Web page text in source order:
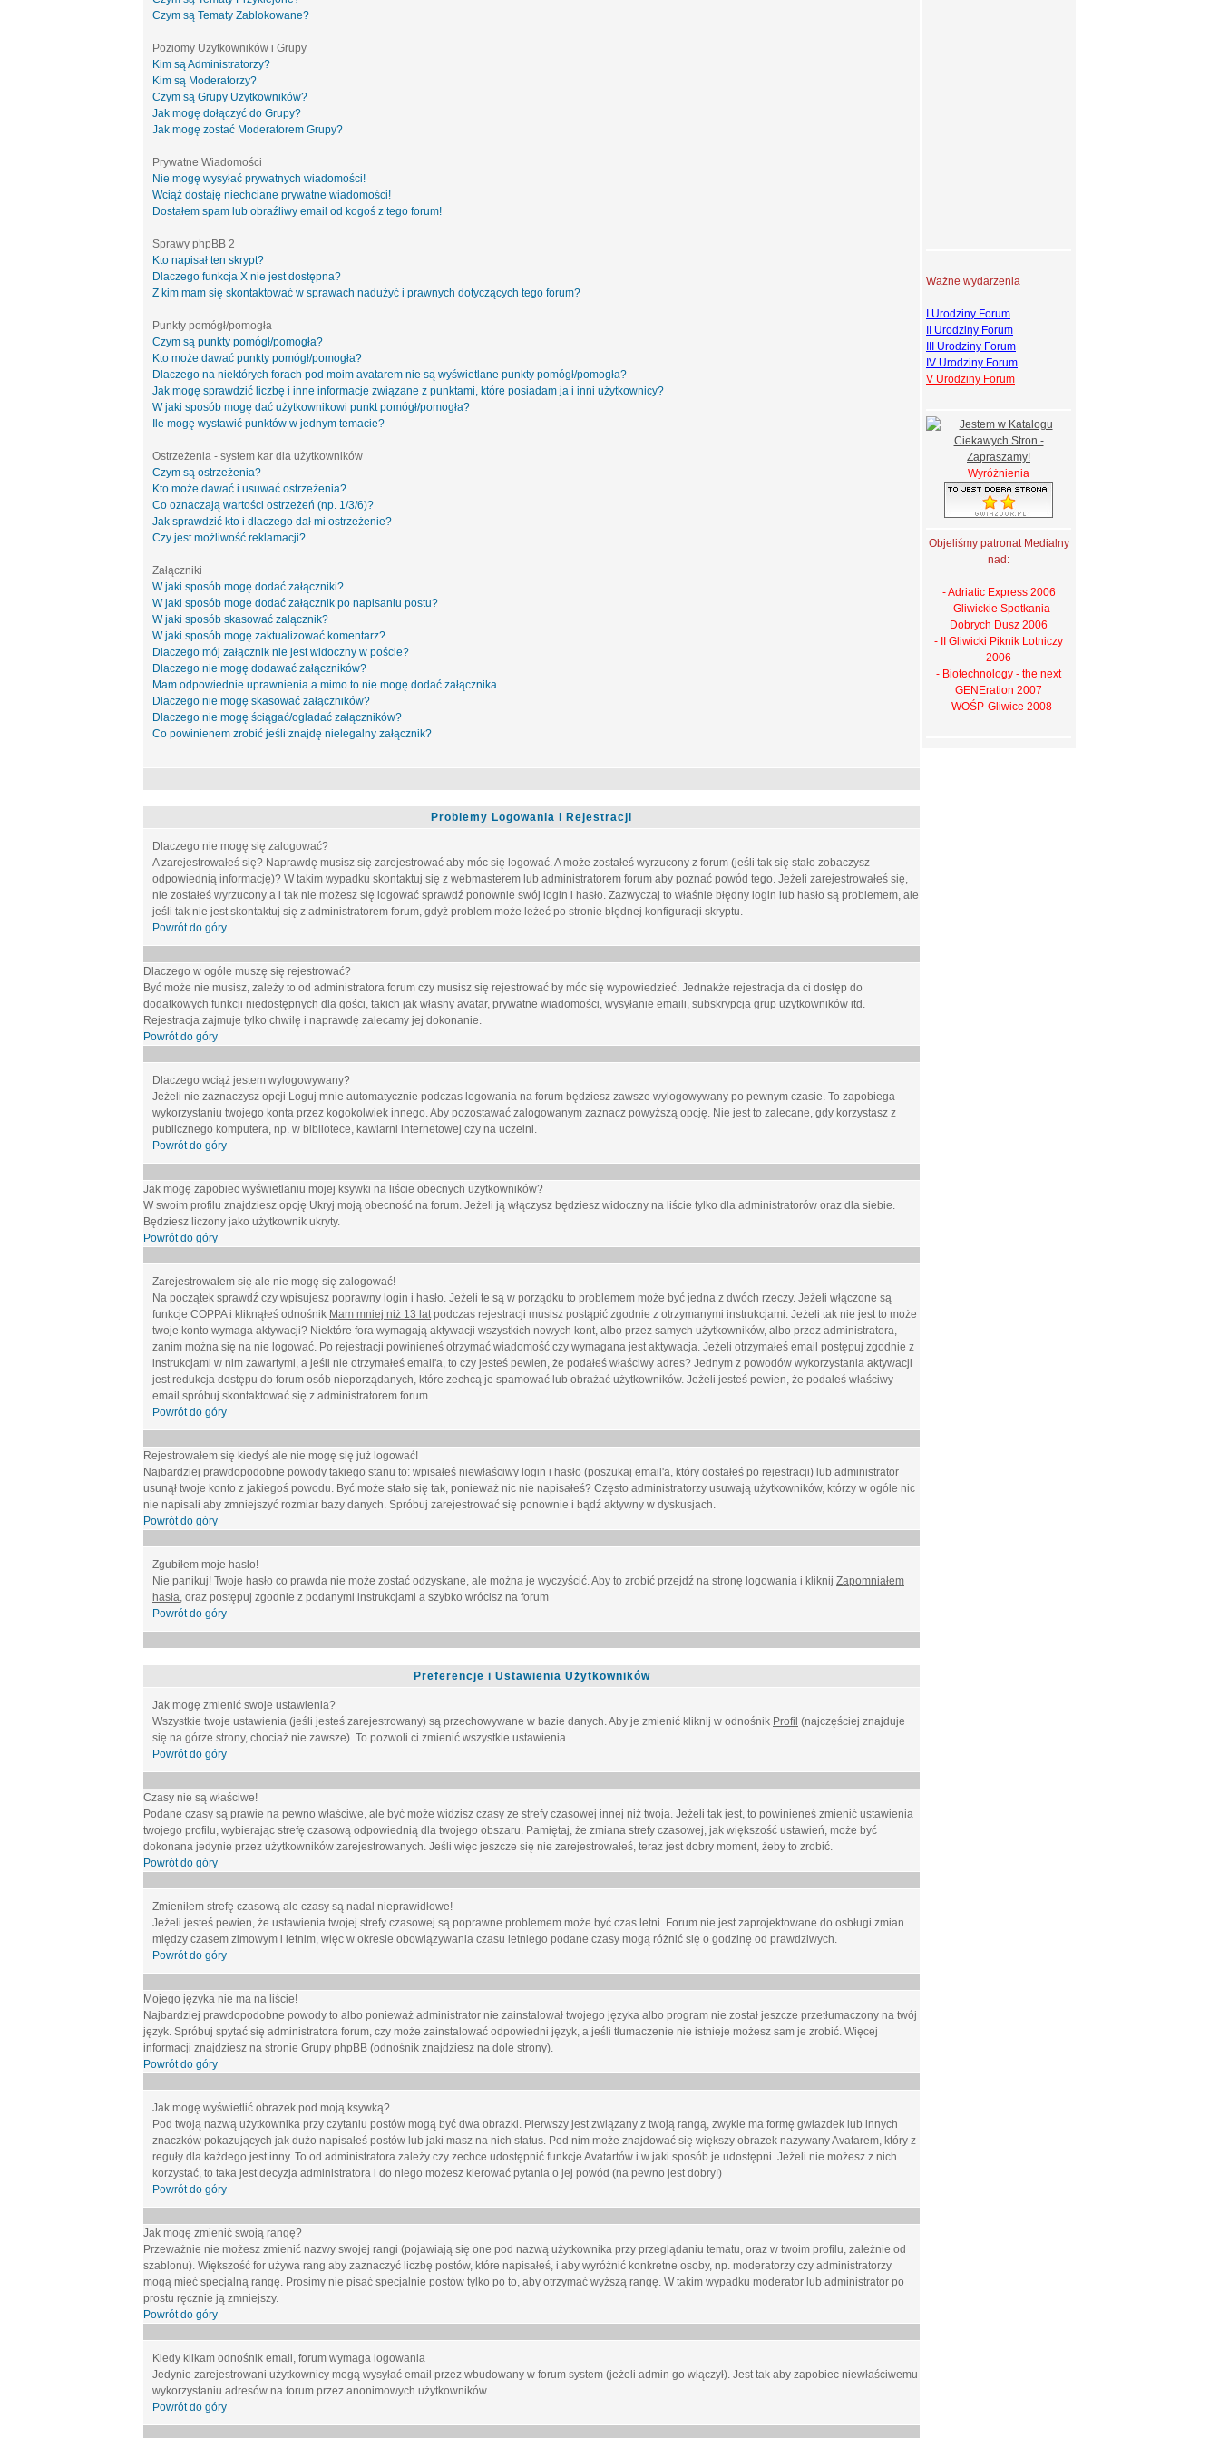
Czym są Tematy Zablokowane?
Poziomy Użytkowników i Grupy
Kim są Administratorzy?
Kim są Moderatorzy?
Czym są Grupy Użytkowników?
Jak mogę dołączyć do Grupy?
Jak mogę zostać Moderatorem Grupy?
Prywatne Wiadomości
Nie mogę wysyłać prywatnych wiadomości!
Wciąż dostaję niechciane prywatne wiadomości!
Dostałem spam lub obraźliwy email od kogoś z tego forum!
Sprawy phpBB 2
Kto napisał ten skrypt?
Dlaczego funkcja X nie jest dostępna?
Z kim mam się skontaktować w sprawach nadużyć i prawnych dotyczących tego forum?
Punkty pomógł/pomogła
Czym są punkty pomógł/pomogła?
Kto może dawać punkty pomógł/pomogła?
Dlaczego na niektórych forach pod moim avatarem nie są wyświetlane punkty pomógł/pomogła?
Jak mogę sprawdzić liczbę i inne informacje związane z punktami, które posiadam ja i inni użytkownicy?
W jaki sposób mogę dać użytkownikowi punkt pomógł/pomogła?
Ile mogę wystawić punktów w jednym temacie?
Ostrzeżenia - system kar dla użytkowników
Czym są ostrzeżenia?
Kto może dawać i usuwać ostrzeżenia?
Co oznaczają wartości ostrzeżeń (np. 1/3/6)?
Jak sprawdzić kto i dlaczego dał mi ostrzeżenie?
Czy jest możliwość reklamacji?
Załączniki
W jaki sposób mogę dodać załączniki?
W jaki sposób mogę dodać załącznik po napisaniu postu?
W jaki sposób skasować załącznik?
W jaki sposób mogę zaktualizować komentarz?
Dlaczego mój załącznik nie jest widoczny w poście?
Dlaczego nie mogę dodawać załączników?
Mam odpowiednie uprawnienia a mimo to nie mogę dodać załącznika.
Dlaczego nie mogę skasować załączników?
Dlaczego nie mogę ściągać/ogladać załączników?
Co powinienem zrobić jeśli znajdę nielegalny załącznik?
Problemy Logowania i Rejestracji
Dlaczego nie mogę się zalogować?
A zarejestrowałeś się? Naprawdę musisz się zarejestrować aby móc się logować. A może zostałeś wyrzucony z forum (jeśli tak się stało zobaczysz
odpowiednią informację)? W takim wypadku skontaktuj się z webmasterem lub administratorem forum aby poznać powód tego. Jeżeli zarejestrowałeś się,
nie zostałeś wyrzucony a i tak nie możesz się logować sprawdź ponownie swój login i hasło. Zazwyczaj to właśnie błędny login lub hasło są problemem, ale
jeśli tak nie jest skontaktuj się z administratorem forum, gdyż problem może leżeć po stronie błędnej konfiguracji skryptu.
Powrót do góry
Dlaczego w ogóle muszę się rejestrować?
Być może nie musisz, zależy to od administratora forum czy musisz się rejestrować by móc się wypowiedzieć. Jednakże rejestracja da ci dostęp do
dodatkowych funkcji niedostępnych dla gości, takich jak własny avatar, prywatne wiadomości, wysyłanie emaili, subskrypcja grup użytkowników itd.
Rejestracja zajmuje tylko chwilę i naprawdę zalecamy jej dokonanie.
Powrót do góry
Dlaczego wciąż jestem wylogowywany?
Jeżeli nie zaznaczysz opcji Loguj mnie automatycznie podczas logowania na forum będziesz zawsze wylogowywany po pewnym czasie. To zapobiega
wykorzystaniu twojego konta przez kogokolwiek innego. Aby pozostawać zalogowanym zaznacz powyższą opcję. Nie jest to zalecane, gdy korzystasz z
publicznego komputera, np. w bibliotece, kawiarni internetowej czy na uczelni.
Powrót do góry
Jak mogę zapobiec wyświetlaniu mojej ksywki na liście obecnych użytkowników?
W swoim profilu znajdziesz opcję Ukryj moją obecność na forum. Jeżeli ją włączysz będziesz widoczny na liście tylko dla administratorów oraz dla siebie.
Będziesz liczony jako użytkownik ukryty.
Powrót do góry
Zarejestrowałem się ale nie mogę się zalogować!
Na początek sprawdź czy wpisujesz poprawny login i hasło. Jeżeli te są w porządku to problemem może być jedna z dwóch rzeczy. Jeżeli włączone są
funkcje COPPA i kliknąłeś odnośnik Mam mniej niż 13 latpodczas rejestracji musisz postąpić zgodnie z otrzymanymi instrukcjami. Jeżeli tak nie jest to może
twoje konto wymaga aktywacji? Niektóre fora wymagają aktywacji wszystkich nowych kont, albo przez samych użytkowników, albo przez administratora,
zanim można się na nie logować. Po rejestracji powinieneś otrzymać wiadomość czy wymagana jest aktywacja. Jeżeli otrzymałeś email postępuj zgodnie z
instrukcjami w nim zawartymi, a jeśli nie otrzymałeś email'a, to czy jesteś pewien, że podałeś właściwy adres? Jednym z powodów wykorzystania aktywacji
jest redukcja dostępu do forum osób nieporządanych, które zechcą je spamować lub obrażać użytkowników. Jeżeli jesteś pewien, że podałeś właściwy
email spróbuj skontaktować się z administratorem forum.
Powrót do góry
Rejestrowałem się kiedyś ale nie mogę się już logować!
Najbardziej prawdopodobne powody takiego stanu to: wpisałeś niewłaściwy login i hasło (poszukaj email'a, który dostałeś po rejestracji) lub administrator
usunął twoje konto z jakiegoś powodu. Być może stało się tak, ponieważ nic nie napisałeś? Często administratorzy usuwają użytkowników, którzy w ogóle nic
nie napisali aby zmniejszyć rozmiar bazy danych. Spróbuj zarejestrować się ponownie i bądź aktywny w dyskusjach.
Powrót do góry
Zgubiłem moje hasło!
Nie panikuj! Twoje hasło co prawda nie może zostać odzyskane, ale można je wyczyścić. Aby to zrobić przejdź na stronę logowania i kliknij Zapomniałem
hasła, oraz postępuj zgodnie z podanymi instrukcjami a szybko wrócisz na forum
Powrót do góry
Preferencje i Ustawienia Użytkowników
Jak mogę zmienić swoje ustawienia?
Wszystkie twoje ustawienia (jeśli jesteś zarejestrowany) są przechowywane w bazie danych. Aby je zmienić kliknij w odnośnik Profil (najczęściej znajduje
się na górze strony, chociaż nie zawsze). To pozwoli ci zmienić wszystkie ustawienia.
Powrót do góry
Czasy nie są właściwe!
Podane czasy są prawie na pewno właściwe, ale być może widzisz czasy ze strefy czasowej innej niż twoja. Jeżeli tak jest, to powinieneś zmienić ustawienia
twojego profilu, wybierając strefę czasową odpowiednią dla twojego obszaru. Pamiętaj, że zmiana strefy czasowej, jak większość ustawień, może być
dokonana jedynie przez użytkowników zarejestrowanych. Jeśli więc jeszcze się nie zarejestrowałeś, teraz jest dobry moment, żeby to zrobić.
Powrót do góry
Zmieniłem strefę czasową ale czasy są nadal nieprawidłowe!
Jeżeli jesteś pewien, że ustawienia twojej strefy czasowej są poprawne problemem może być czas letni. Forum nie jest zaprojektowane do osbługi zmian
między czasem zimowym i letnim, więc w okresie obowiązywania czasu letniego podane czasy mogą różnić się o godzinę od prawdziwych.
Powrót do góry
Mojego języka nie ma na liście!
Najbardziej prawdopodobne powody to albo ponieważ administrator nie zainstalował twojego języka albo program nie został jeszcze przetłumaczony na twój
język. Spróbuj spytać się administratora forum, czy może zainstalować odpowiedni język, a jeśli tłumaczenie nie istnieje możesz sam je zrobić. Więcej
informacji znajdziesz na stronie Grupy phpBB (odnośnik znajdziesz na dole strony).
Powrót do góry
Jak mogę wyświetlić obrazek pod moją ksywką?
Pod twoją nazwą użytkownika przy czytaniu postów mogą być dwa obrazki. Pierwszy jest związany z twoją rangą, zwykle ma formę gwiazdek lub innych
znaczków pokazujących jak dużo napisałeś postów lub jaki masz na nich status. Pod nim może znajdować się większy obrazek nazywany Avatarem, który z
reguły dla każdego jest inny. To od administratora zależy czy zechce udostępnić funkcje Avatartów i w jaki sposób je udostępni. Jeżeli nie możesz z nich
korzystać, to taka jest decyzja administratora i do niego możesz kierować pytania o jej powód (na pewno jest dobry!)
Powrót do góry
Jak mogę zmienić swoją rangę?
Przeważnie nie możesz zmienić nazwy swojej rangi (pojawiają się one pod nazwą użytkownika przy przeglądaniu tematu, oraz w twoim profilu, zależnie od
szablonu). Większość for używa rang aby zaznaczyć liczbę postów, które napisałeś, i aby wyróżnić konkretne osoby, np. moderatorzy czy administratorzy
mogą mieć specjalną rangę. Prosimy nie pisać specjalnie postów tylko po to, aby otrzymać wyższą rangę. W takim wypadku moderator lub administrator po
prostu ręcznie ją zmniejszy.
Powrót do góry
Kiedy klikam odnośnik email, forum wymaga logowania
Jedynie zarejestrowani użytkownicy mogą wysyłać email przez wbudowany w forum system (jeżeli admin go włączył). Jest tak aby zapobiec niewłaściwemu
wykorzystaniu adresów na forum przez anonimowych użytkowników.
Powrót do góry
Ważne wydarzenia
I Urodziny Forum
II Urodziny Forum
III Urodziny Forum
IV Urodziny Forum
V Urodziny Forum
Wyróżnienia
Objeliśmy patronat Medialny
nad:
- Adriatic Express 2006
- Gliwickie Spotkania
Dobrych Dusz 2006
- II Gliwicki Piknik Lotniczy
2006
- Biotechnology - the next
GENEration 2007
- WOŚP-Gliwice 2008